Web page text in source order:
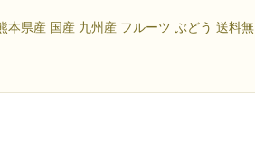
本県産 国産 九州産 フルーツ ぶどう 送料無